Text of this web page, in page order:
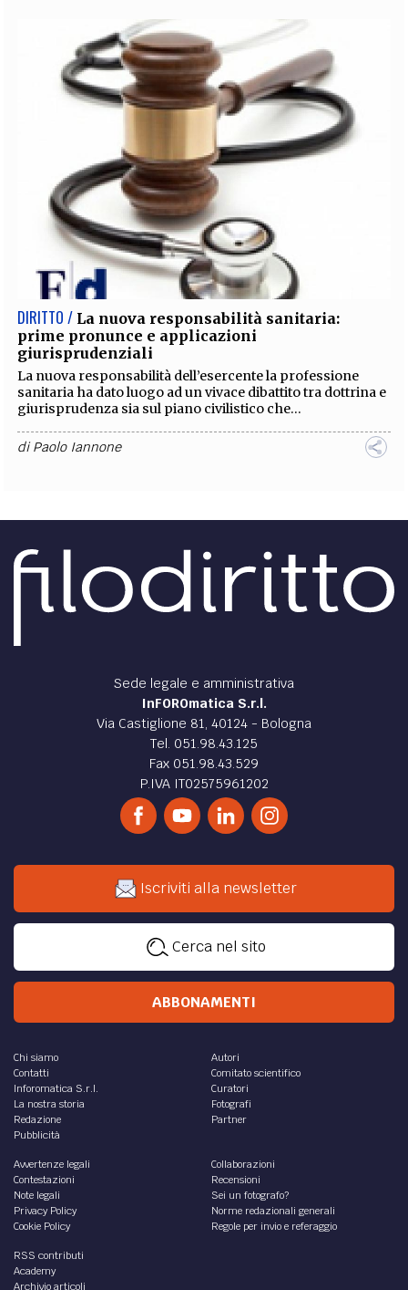
DIRITTO / La nuova responsabilità sanitaria:
prime pronunce e applicazioni
giurisprudenziali
La nuova responsabilità dell’esercente la professione
sanitaria ha dato luogo ad un vivace dibattito tra dottrina e
giurisprudenza sia sul piano civilistico che...
diPaolo Iannone
Sede legale e amministrativa
InFOROmatica S.r.l.
Via Castiglione 81, 40124 - Bologna
Tel. 051.98.43.125
Fax 051.98.43.529
P.IVA IT02575961202
Iscriviti alla newsletter
Cerca nel sito
ABBONAMENTI
Chi siamo
Contatti
Inforomatica S.r.l.
La nostra storia
Redazione
Pubblicità
Autori
Comitato scientifico
Curatori
Fotografi
Partner
Avvertenze legali
Contestazioni
Note legali
Privacy Policy
Cookie Policy
Collaborazioni
Recensioni
Sei un fotografo?
Norme redazionali generali
Regole per invio e referaggio
RSS contributi
Academy
Archivio articoli